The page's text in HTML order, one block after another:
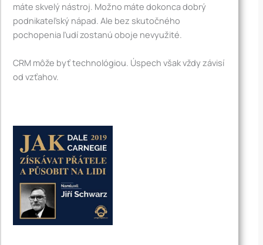
máte skvelý nástroj. Možno máte dokonca dobrý
podnikateľský nápad. Ale bez skutočného
pochopenia ľudí zostanú oboje nevyužité.
CRM môže byť technológiou. Úspech však vždy závisí
od vzťahov.